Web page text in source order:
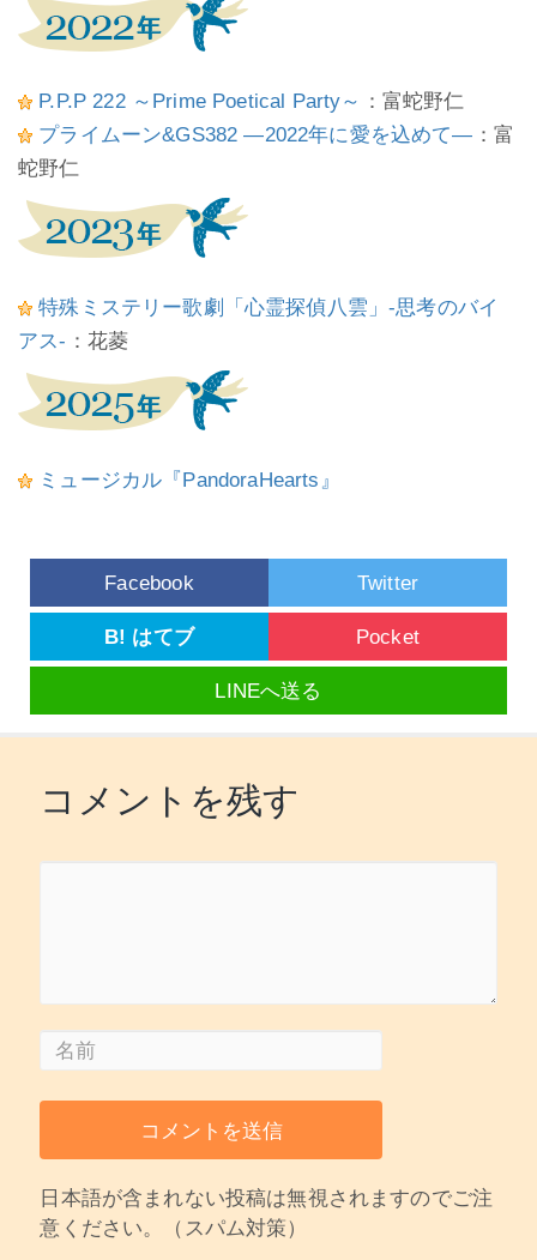
P.P.P 222 ～Prime Poetical Party～ ：富蛇野仁
プライムーン&GS382 ―2022年に愛を込めて― ：富
蛇野仁
特殊ミステリー歌劇「心霊探偵八雲」-思考のバイ
アス- ：花菱
ミュージカル『PandoraHearts』
Facebook Twitter
B! はてブ Pocket
LINEへ送る
コメントを残す
日本語が含まれない投稿は無視されますのでご注
意ください。（スパム対策）